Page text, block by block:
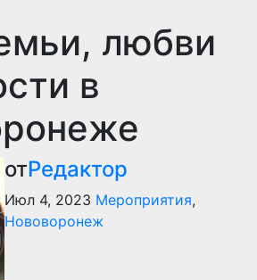
любви
в
отРедактор
Июл 4, 2023 Мероприятия,
Нововоронеж